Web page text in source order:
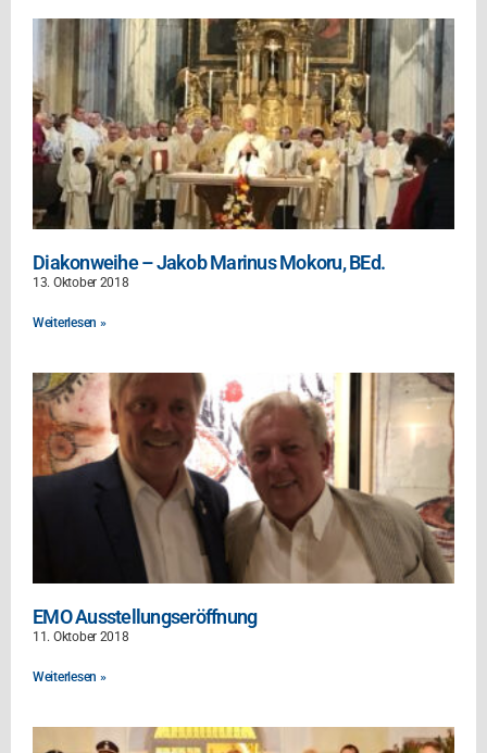
Diakonweihe – Jakob Marinus Mokoru, BEd.
13. Oktober 2018
Weiterlesen »
EMO Ausstellungseröffnung
11. Oktober 2018
Weiterlesen »